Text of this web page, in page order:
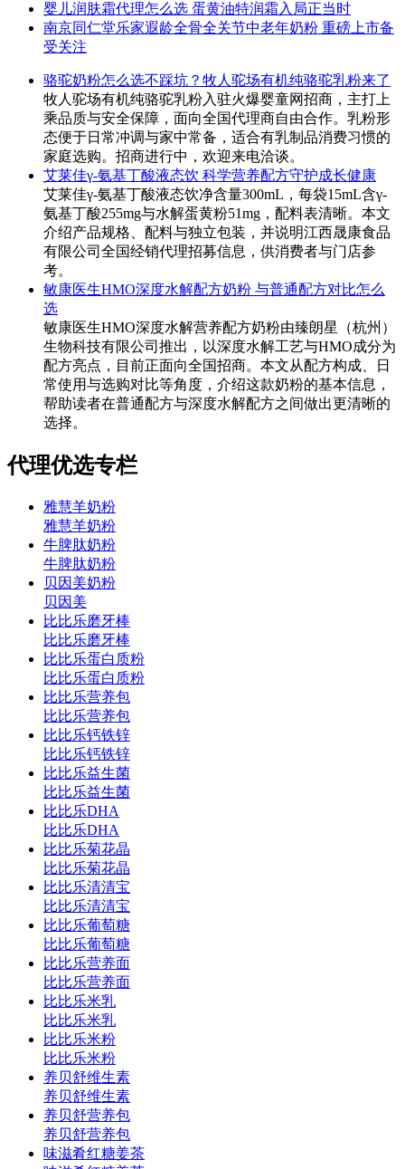
婴儿润肤霜代理怎么选 蛋黄油特润霜入局正当时
南京同仁堂乐家遐龄全骨全关节中老年奶粉 重磅上市备
受关注
骆驼奶粉怎么选不踩坑？牧人驼场有机纯骆驼乳粉来了
牧人驼场有机纯骆驼乳粉入驻火爆婴童网招商，主打上
乘品质与安全保障，面向全国代理商自由合作。乳粉形
态便于日常冲调与家中常备，适合有乳制品消费习惯的
家庭选购。招商进行中，欢迎来电洽谈。
艾莱佳γ-氨基丁酸液态饮 科学营养配方守护成长健康
艾莱佳γ-氨基丁酸液态饮净含量300mL，每袋15mL含γ-
氨基丁酸255mg与水解蛋黄粉51mg，配料表清晰。本文
介绍产品规格、配料与独立包装，并说明江西晟康食品
有限公司全国经销代理招募信息，供消费者与门店参
考。
敏康医生HMO深度水解配方奶粉 与普通配方对比怎么
选
敏康医生HMO深度水解营养配方奶粉由臻朗星（杭州）
生物科技有限公司推出，以深度水解工艺与HMO成分为
配方亮点，目前正面向全国招商。本文从配方构成、日
常使用与选购对比等角度，介绍这款奶粉的基本信息，
帮助读者在普通配方与深度水解配方之间做出更清晰的
选择。
代理优选专栏
雅慧羊奶粉
雅慧羊奶粉
牛脾肽奶粉
牛脾肽奶粉
贝因美奶粉
贝因美
比比乐磨牙棒
比比乐磨牙棒
比比乐蛋白质粉
比比乐蛋白质粉
比比乐营养包
比比乐营养包
比比乐钙铁锌
比比乐钙铁锌
比比乐益生菌
比比乐益生菌
比比乐DHA
比比乐DHA
比比乐菊花晶
比比乐菊花晶
比比乐清清宝
比比乐清清宝
比比乐葡萄糖
比比乐葡萄糖
比比乐营养面
比比乐营养面
比比乐米乳
比比乐米乳
比比乐米粉
比比乐米粉
养贝舒维生素
养贝舒维生素
养贝舒营养包
养贝舒营养包
味滋肴红糖姜茶